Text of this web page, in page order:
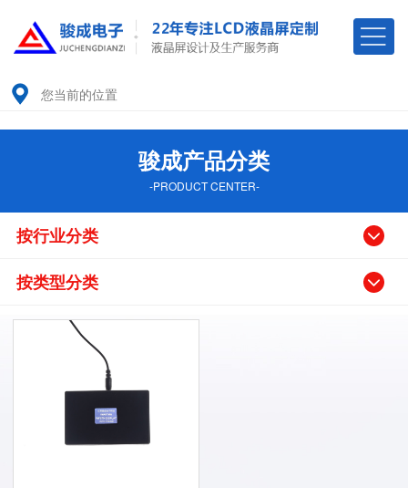
您当前的位置
骏成产品分类
-PRODUCT CENTER-
按行业分类
按类型分类